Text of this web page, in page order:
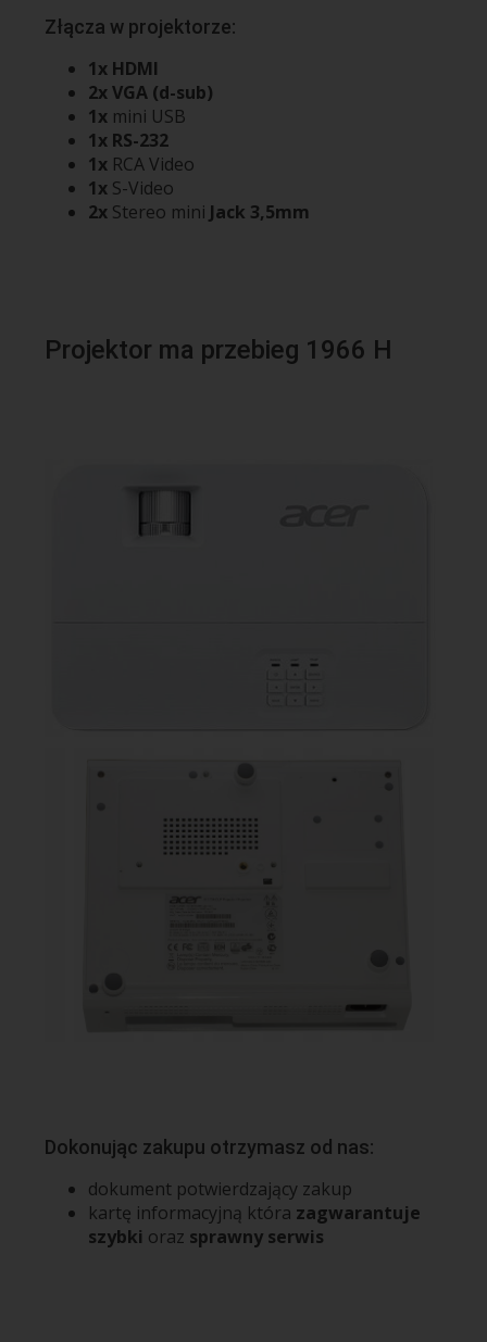
Złącza w projektorze:
1x HDMI
2x VGA (d-sub)
1x mini USB
1x RS-232
1x RCA Video
1x S-Video
2x Stereo mini Jack 3,5mm
Projektor ma przebieg 1966 H
Dokonując zakupu otrzymasz od nas:
dokument potwierdzający zakup
kartę informacyjną która zagwarantuje
szybki oraz sprawny serwis